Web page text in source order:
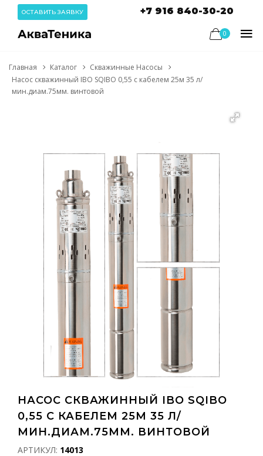
ОСТАВИТЬ ЗАЯВКУ +7 916 840-30-20
0
Главная Каталог
Скважинные Насосы
Насос скважинный IBO SQIBO 0,55 с кабелем 25м 35 л/
мин.диам.75мм. винтовой
НАСОС СКВАЖИННЫЙ IBO SQIBO
0,55 С КАБЕЛЕМ 25М 35 Л/
МИН.ДИАМ.75ММ. ВИНТОВОЙ
АРТИКУЛ: 14013